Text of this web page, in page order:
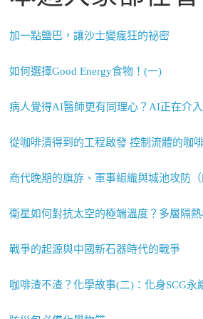
加一點鹽巴，讓沙士變瘋狂的祕密
如何選擇Good Energy食物！(一)
病人覺得AI醫師更有同理心？AI正在介入
從咖啡漬得到的工程啟發 控制流體的咖
商代晚期的旗斿、軍事組織與城池攻防（
衛星如何對抗太空的極端溫度？多層隔
戰爭的起源與中國新石器時代的戰爭
咖啡渣不渣？化學故事(二)：化身SCG永